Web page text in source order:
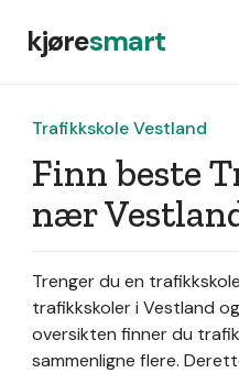
kjøresmart
Trafikkskole Vestland
Finn beste
nær
Trenger du en
trafikkskoler i Vestland
oversikten finner du
sammenligne flere.